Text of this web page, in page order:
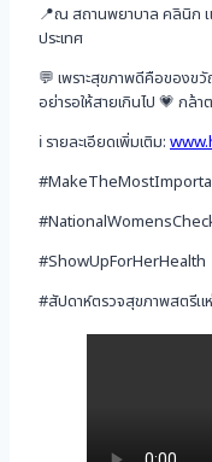
📍ณ สถานพยาบาล คลินิก แ
ประเทศ
💬 เพราะสุขภาพดีคือของข
อย่ารอให้สายเกินไป 💗 ก
ℹ️ รายละเอียดเพิ่มเติม:
#ShowUpForHerHealth
#สัปดาห์ตรวจสุขภาพสตรีแ